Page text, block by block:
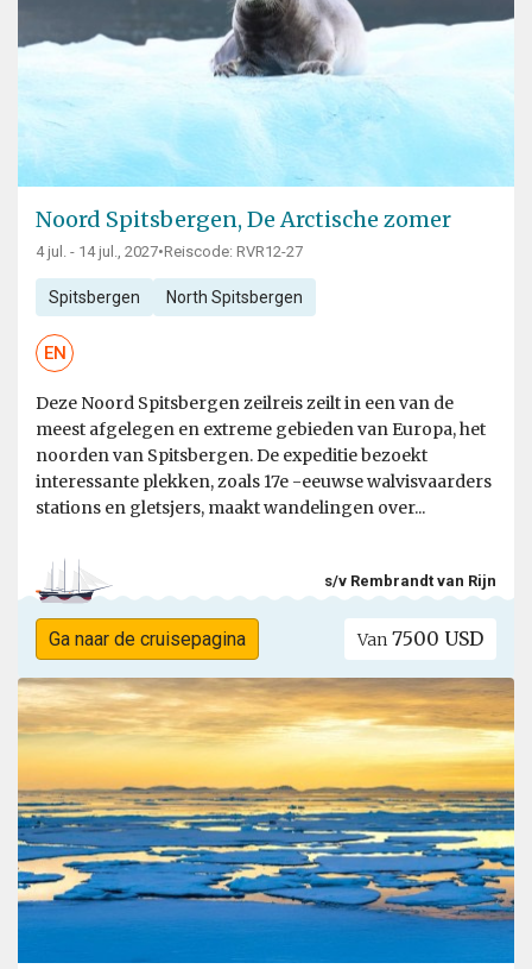
Noord Spitsbergen, De Arctische zomer
4 jul. - 14 jul., 2027•Reiscode: RVR12-27
Spitsbergen North Spitsbergen
EN
Deze Noord Spitsbergen zeilreis zeilt in een van de
meest afgelegen en extreme gebieden van Europa, het
noorden van Spitsbergen. De expeditie bezoekt
interessante plekken, zoals 17e -eeuwse walvisvaarders
stations en gletsjers, maakt wandelingen over...
s/v Rembrandt van Rijn
Ga naar de cruisepagina Van 7500 USD